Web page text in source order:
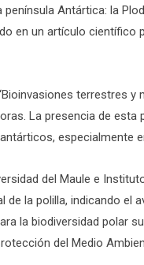
Antártica: la
en un artículo científico
terrestres y
La presencia de
especialmente
del Maule e
la polilla, indicando el
la biodiversidad polar
del Medio